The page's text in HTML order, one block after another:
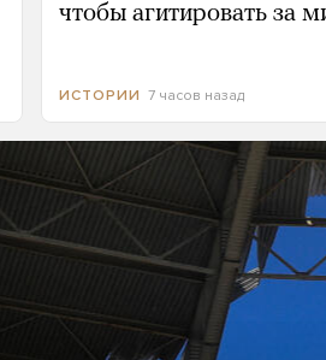
чтобы агитировать за
ИСТОРИИ 7 часов назад